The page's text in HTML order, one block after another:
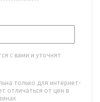
с вами и уточнят
только для интернет-
отличаться от цен в